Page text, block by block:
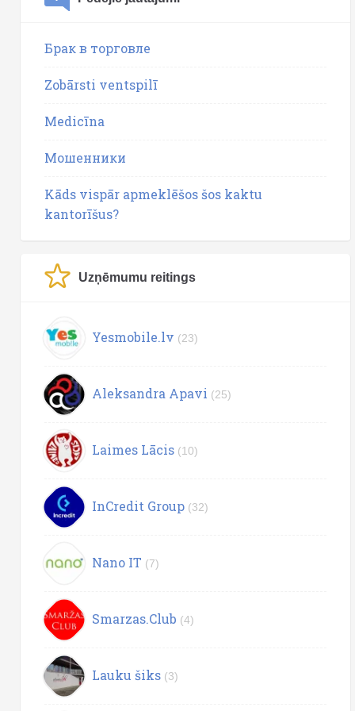
Брак в торговле
Zobārsti ventspilī
Medicīna
Мошенники
Kāds vispār apmeklēšos šos kaktu
kantorīšus?
Uzņēmumu reitings
Yesmobile.lv (23)
Aleksandra Apavi (25)
Laimes Lācis (10)
InCredit Group (32)
Nano IT (7)
Smarzas.Club (4)
Lauku šiks (3)